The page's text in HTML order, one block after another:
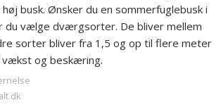
busk. Ønsker du en sommerfuglebusk i
du vælge dværgsorter. De bliver mellem
sorter bliver fra 1,5 og op til flere meter
og beskæring.